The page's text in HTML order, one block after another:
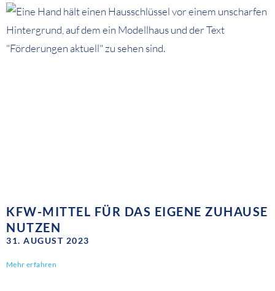
KFW-MITTEL FÜR DAS EIGENE ZUHAUSE
NUTZEN
31. AUGUST 2023
Mehr erfahren